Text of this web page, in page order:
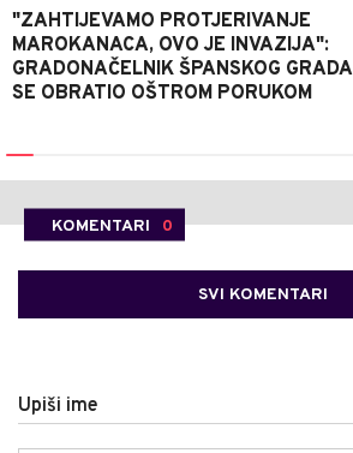
"ZAHTIJEVAMO PROTJERIVANJE
MAROKANACA, OVO JE INVAZIJA":
GRADONAČELNIK ŠPANSKOG GRADA
SE OBRATIO OŠTROM PORUKOM
KOMENTARI 0
SVI KOMENTARI
Upiši ime